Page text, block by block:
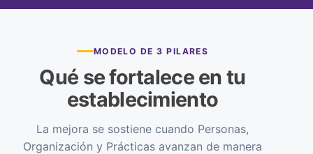
MODELO DE 3 PILARES
Qué se fortalece en tu
establecimiento
La mejora se sostiene cuando Personas,
Organización y Prácticas avanzan de manera